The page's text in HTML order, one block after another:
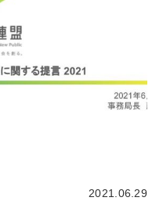
2021.06.29